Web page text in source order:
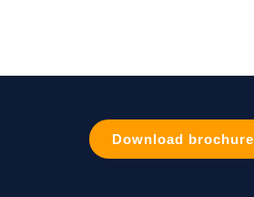
Download brochure